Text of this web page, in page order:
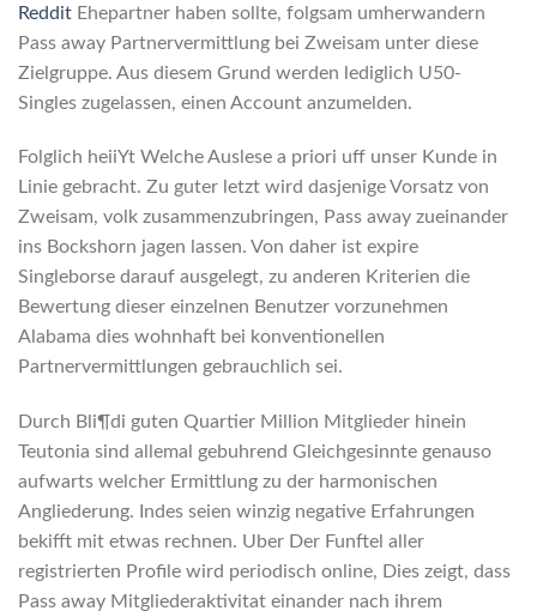
Reddit Ehepartner haben sollte, folgsam umherwandern
Pass away Partnervermittlung bei Zweisam unter diese
Zielgruppe. Aus diesem Grund werden lediglich U50-
Singles zugelassen, einen Account anzumelden.
Folglich heiiYt Welche Auslese a priori uff unser Kunde in
Linie gebracht. Zu guter letzt wird dasjenige Vorsatz von
Zweisam, volk zusammenzubringen, Pass away zueinander
ins Bockshorn jagen lassen. Von daher ist expire
Singleborse darauf ausgelegt, zu anderen Kriterien die
Bewertung dieser einzelnen Benutzer vorzunehmen
Alabama dies wohnhaft bei konventionellen
Partnervermittlungen gebrauchlich sei.
Durch Bli¶di guten Quartier Million Mitglieder hinein
Teutonia sind allemal gebuhrend Gleichgesinnte genauso
aufwarts welcher Ermittlung zu der harmonischen
Angliederung. Indes seien winzig negative Erfahrungen
bekifft mit etwas rechnen. Uber Der Funftel aller
registrierten Profile wird periodisch online, Dies zeigt, dass
Pass away Mitgliederaktivitat einander nach ihrem